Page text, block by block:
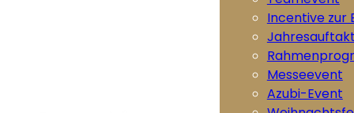
Incentive zur
Messeevent
Azubi-Event